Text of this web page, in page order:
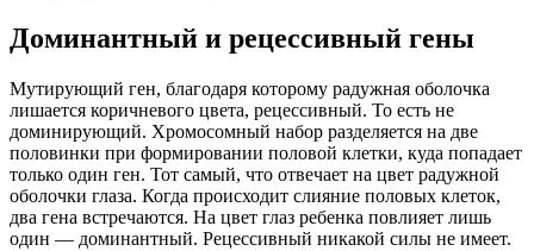
Доминантный и рецессивный гены
Мутирующий ген, благодаря которому радужная оболочка
лишается коричневого цвета, рецессивный. То есть не
доминирующий. Хромосомный набор разделяется на две
половинки при формировании половой клетки, куда попадает
только один ген. Тот самый, что отвечает на цвет радужной
оболочки глаза. Когда происходит слияние половых клеток,
два гена встречаются. На цвет глаз ребенка повлияет лишь
один — доминантный. Рецессивный никакой силы не имеет.